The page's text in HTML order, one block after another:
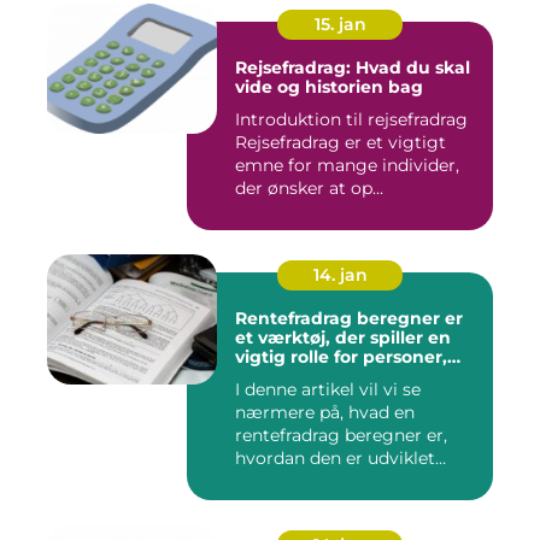
15. jan
Rejsefradrag: Hvad du skal
vide og historien bag
Introduktion til rejsefradrag
Rejsefradrag er et vigtigt
emne for mange individer,
der ønsker at op...
14. jan
Rentefradrag beregner er
et værktøj, der spiller en
vigtig rolle for personer,
optimere deres
skatteindberetning og få
mest muligt ud af de
potentielle skattefordele
I denne artikel vil vi se
nærmere på, hvad en
rentefradrag beregner er,
hvordan den er udviklet